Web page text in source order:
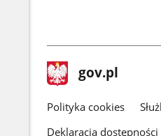
stopka
gov.pl Strona
gov.pl
gov.pl
Polityka cookies
Deklaracja